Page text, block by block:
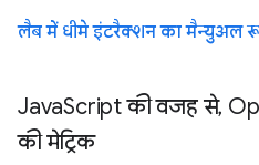
लैब में धीमे इंटरैक्शन का मैन्युअल
JavaScript की वजह से,
की मेट्रिक